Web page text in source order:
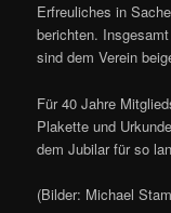
Erfreuliches in
berichten.
sind dem Verein
Für 40 Jahre
Plakette und
dem Jubilar für so
(Bilder: Michael